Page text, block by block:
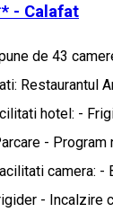
- Calafat
de 43
Restaurantul
hotel: -
- Program
camera: -
- Incalzire